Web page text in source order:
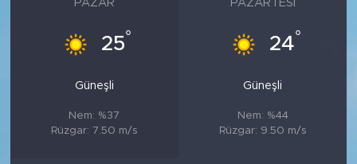
PAZAR
25°
Güneşli
Nem: %37
Rüzgar: 7.50 m/s
PAZARTESI
24°
Güneşli
Nem: %44
Rüzgar: 9.50 m/s